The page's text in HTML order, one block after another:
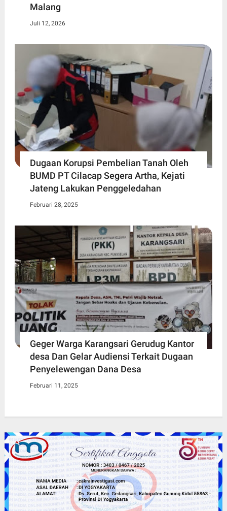
Malang
Juli 12, 2026
Dugaan Korupsi Pembelian Tanah Oleh
BUMD PT Cilacap Segera Artha, Kejati
Jateng Lakukan Penggeledahan
Februari 28, 2025
Geger Warga Karangsari Gerudug Kantor
desa Dan Gelar Audiensi Terkait Dugaan
Penyelewengan Dana Desa
Februari 11, 2025